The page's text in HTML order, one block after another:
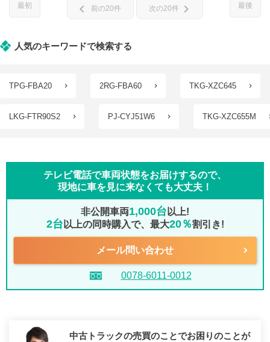
最初 最後
chevron_left 前の20件 次の20件 chevron_right
人気のキーワードで検索する
TPG-FBA20 2RG-FBA60 TKG-XZC645
LKG-FTR90S2 PJ-CYJ51W6 TKG-XZC655M
テレビ電話で車両状態をお届けするので、
現地に車を見に来なくても大丈夫！
非公開車両1,000台 以上!
2台 以上の同時購入で、最大20％割引き!
メール問い合わせ
0078-6011-0012
中古トラックの売買のことでお困りのことが